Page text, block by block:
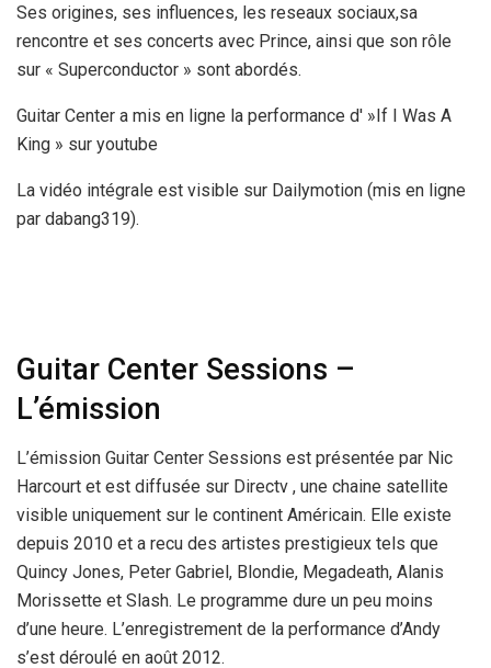
Ses origines, ses influences, les reseaux sociaux,sa
rencontre et ses concerts avec Prince, ainsi que son rôle
sur « Superconductor » sont abordés.
Guitar Center a mis en ligne la performance d' »If I Was A
King » sur youtube
La vidéo intégrale est visible sur Dailymotion (mis en ligne
par dabang319).
Guitar Center Sessions –
L’émission
L’émission Guitar Center Sessions est présentée par Nic
Harcourt et est diffusée sur Directv , une chaine satellite
visible uniquement sur le continent Américain. Elle existe
depuis 2010 et a recu des artistes prestigieux tels que
Quincy Jones, Peter Gabriel, Blondie, Megadeath, Alanis
Morissette et Slash. Le programme dure un peu moins
d’une heure. L’enregistrement de la performance d’Andy
s’est déroulé en août 2012.